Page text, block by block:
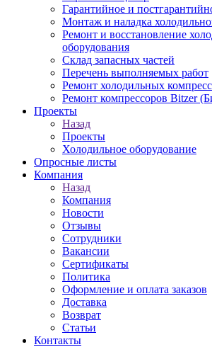
Гарантийное и
Монтаж и наладка
Ремонт и восстановление
оборудования
Склад запасных частей
Перечень выполняемых работ
Ремонт холодильных
Ремонт компрессоров Bitzer
Проекты
Назад
Проекты
Холодильное оборудование
Опросные листы
Компания
Назад
Компания
Новости
Отзывы
Сотрудники
Вакансии
Сертификаты
Политика
Оформление и оплата заказов
Доставка
Возврат
Статьи
Контакты